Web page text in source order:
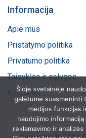
Informacija
Apie mus
Pristatymo politika
Privatumo politika
Taisyklės ir sąlygos
Kontaktai
Šioje svetainėje
galėtume suasmeninti
medijos funkcijas
naudojimo
reklamavimo ir